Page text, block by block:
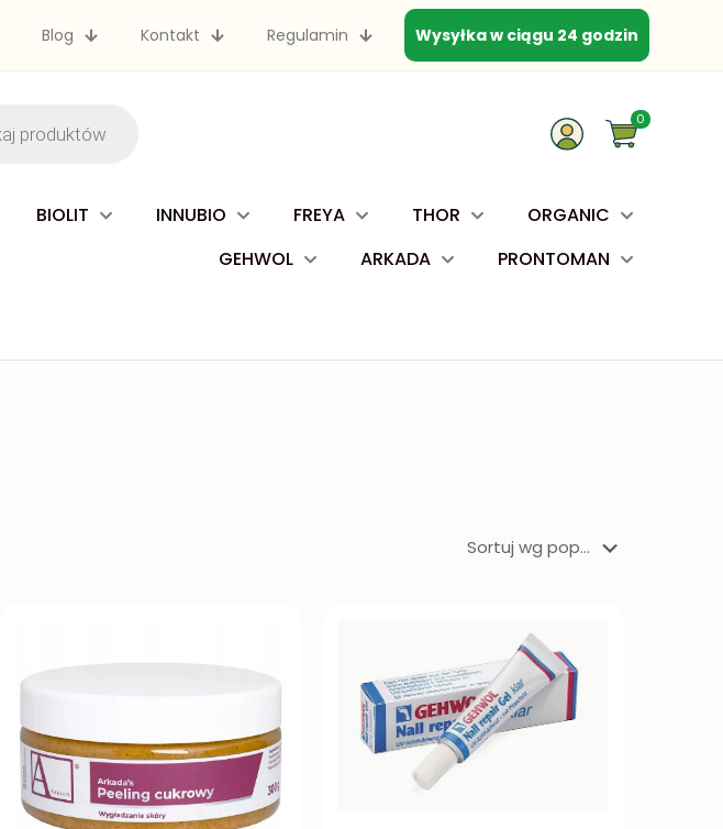
Blog Kontakt Regulamin Wysyłka w ciągu 24 godzin
0
BIOLIT INNUBIO FREYA THOR
ORGANIC
GEHWOL
ARKADA PRONTOMAN